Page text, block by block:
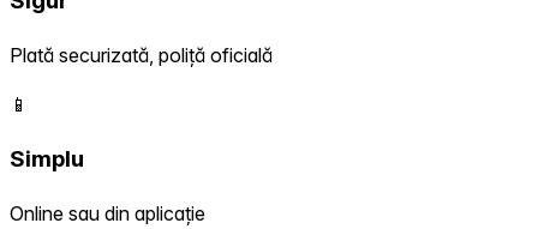
Plată securizată, poliță oficială
📱
Simplu
Online sau din aplicație